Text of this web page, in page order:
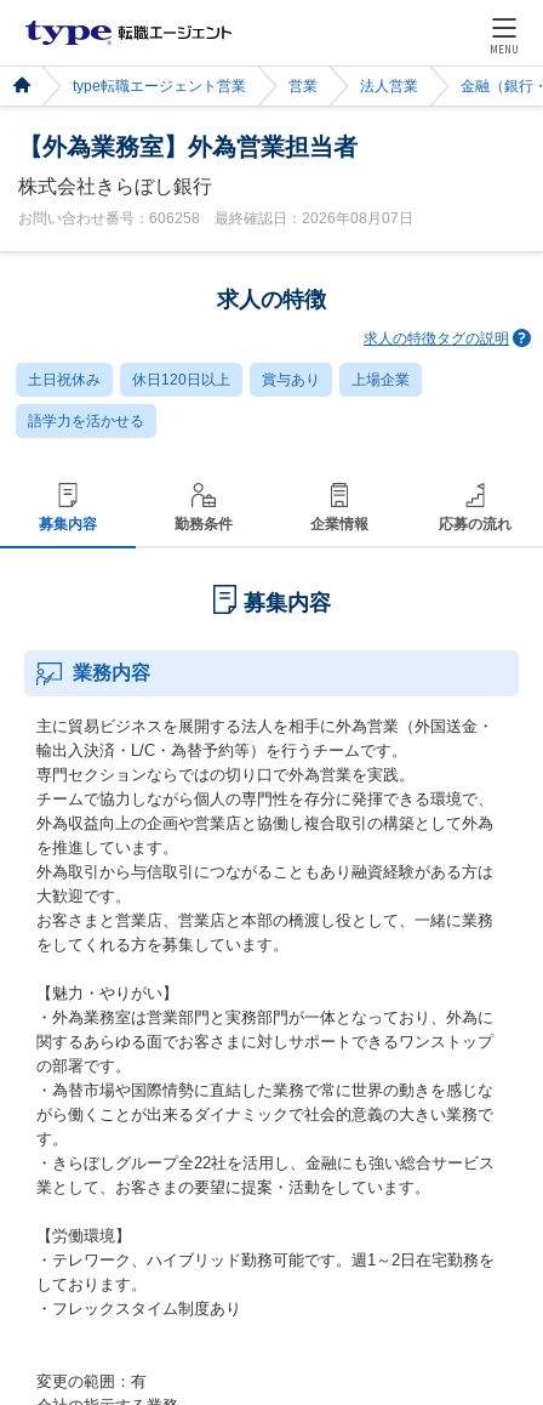
MENU
type転職エージェント営業 営業 法人営業 金融（銀行
【外為業務室】外為営業担当者
株式会社きらぼし銀行
お問い合わせ番号：606258 最終確認日：2026年08月07日
求人の特徴
求人の特徴タグの説明
土日祝休み 休日120日以上 賞与あり 上場企業
語学力を活かせる
募集内容 勤務条件 企業情報 応募の流れ
募集内容
業務内容
主に貿易ビジネスを展開する法人を相手に外為営業（外国送金・
輸出入決済・L/C・為替予約等）を行うチームです。
専門セクションならではの切り口で外為営業を実践。
チームで協力しながら個人の専門性を存分に発揮できる環境で、
外為収益向上の企画や営業店と協働し複合取引の構築として外為
を推進しています。
外為取引から与信取引につながることもあり融資経験がある方は
大歓迎です。
お客さまと営業店、営業店と本部の橋渡し役として、一緒に業務
をしてくれる方を募集しています。
【魅力・やりがい】
・外為業務室は営業部門と実務部門が一体となっており、外為に
関するあらゆる面でお客さまに対しサポートできるワンストップ
の部署です。
・為替市場や国際情勢に直結した業務で常に世界の動きを感じな
がら働くことが出来るダイナミックで社会的意義の大きい業務で
す。
・きらぼしグループ全22社を活用し、金融にも強い総合サービス
業として、お客さまの要望に提案・活動をしています。
【労働環境】
・テレワーク、ハイブリッド勤務可能です。週1～2日在宅勤務を
しております。
・フレックスタイム制度あり
変更の範囲：有